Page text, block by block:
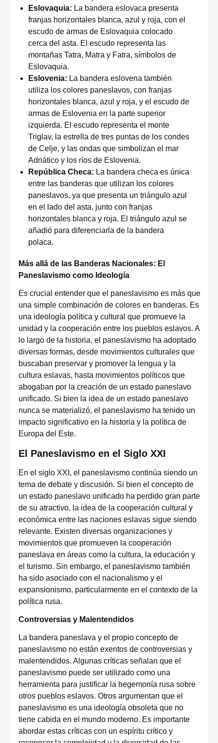
Eslovaquia: La bandera eslovaca presenta
franjas horizontales blanca, azul y roja, con el
escudo de armas de Eslovaquia colocado
cerca del asta. El escudo representa las
montañas Tatra, Matra y Fatra, símbolos de
Eslovaquia.
Eslovenia: La bandera eslovena también
utiliza los colores paneslavos, con franjas
horizontales blanca, azul y roja, y el escudo de
armas de Eslovenia en la parte superior
izquierda. El escudo representa el monte
Triglav, la estrella de tres puntas de los condes
de Celje, y las ondas que simbolizan el mar
Adriático y los ríos de Eslovenia.
República Checa: La bandera checa es única
entre las banderas que utilizan los colores
paneslavos, ya que presenta un triángulo azul
en el lado del asta, junto con franjas
horizontales blanca y roja. El triángulo azul se
añadió para diferenciarla de la bandera
polaca.
Más allá de las Banderas Nacionales: El
Paneslavismo como Ideología
Es crucial entender que el paneslavismo es más que
una simple combinación de colores en banderas. Es
una ideología política y cultural que promueve la
unidad y la cooperación entre los pueblos eslavos. A
lo largo de la historia, el paneslavismo ha adoptado
diversas formas, desde movimientos culturales que
buscaban preservar y promover la lengua y la
cultura eslavas, hasta movimientos políticos que
abogaban por la creación de un estado paneslavo
unificado. Si bien la idea de un estado paneslavo
nunca se materializó, el paneslavismo ha tenido un
impacto significativo en la historia y la política de
Europa del Este.
El Paneslavismo en el Siglo XXI
En el siglo XXI, el paneslavismo continúa siendo un
tema de debate y discusión. Si bien el concepto de
un estado paneslavo unificado ha perdido gran parte
de su atractivo, la idea de la cooperación cultural y
económica entre las naciones eslavas sigue siendo
relevante. Existen diversas organizaciones y
movimientos que promueven la cooperación
paneslava en áreas como la cultura, la educación y
el turismo. Sin embargo, el paneslavismo también
ha sido asociado con el nacionalismo y el
expansionismo, particularmente en el contexto de la
política rusa.
Controversias y Malentendidos
La bandera paneslava y el propio concepto de
paneslavismo no están exentos de controversias y
malentendidos. Algunas críticas señalan que el
paneslavismo puede ser utilizado como una
herramienta para justificar la hegemonía rusa sobre
otros pueblos eslavos. Otros argumentan que el
paneslavismo es una ideología obsoleta que no
tiene cabida en el mundo moderno. Es importante
abordar estas críticas con un espíritu crítico y